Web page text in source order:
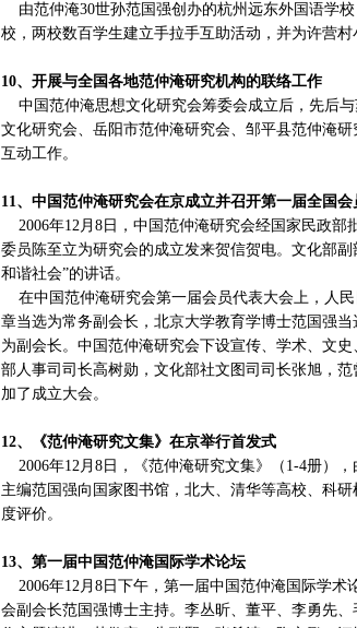
由范仲淹30世孙范国强创办的杭州远东外国语学
校，两校数百学生建立手拉手互助活动，并为许营
10、开展与全国各地范仲淹研究机构的联络工作
中国范仲淹思想文化研究会筹委会成立后，先后
文化研究会、岳阳市范仲淹研究会、邹平县范仲淹
互动工作。
11、中国范仲淹研究会在京成立并召开第一届全国会
2006年12月8日，中国范仲淹研究会经国家民政部
委员陈至立为研究会的成立发来贺信贺电。文化部
和谐社会”的讲话。
在中国范仲淹研究会第一届会员代表大会上，人
章当选为常务副会长，北京大学教育学博士范国强
为副会长。中国范仲淹研究会下设宣传、学术、文
部人事司司长高树勋，文化部社文图司司长张旭，
加了成立大会。
12、《范仲淹研究文集》在京举行首发式
2006年12月8日，《范仲淹研究文集》（1-4册）
主编范国强向国家图书馆，北大、清华等高校、科
度评价。
13、第一届中国范仲淹国际学术论坛
2006年12月8日下午，第一届中国范仲淹国际学术
会副会长范国强博士主持。李丛昕、董平、李勇先